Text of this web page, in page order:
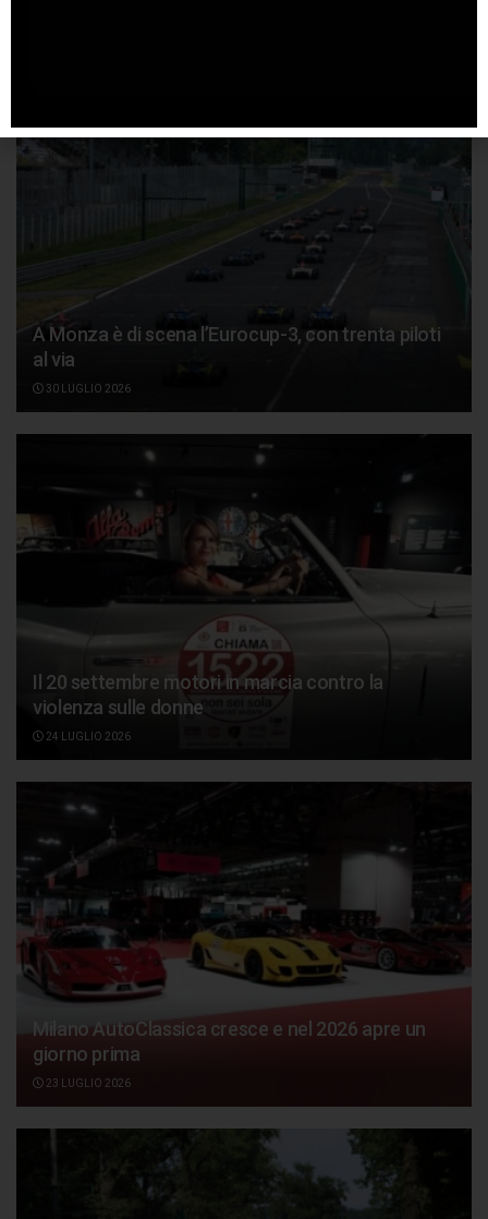
A Monza è di scena l’Eurocup-3, con trenta piloti
al via
30 LUGLIO 2026
Il 20 settembre motori in marcia contro la
violenza sulle donne
24 LUGLIO 2026
Milano AutoClassica cresce e nel 2026 apre un
giorno prima
23 LUGLIO 2026